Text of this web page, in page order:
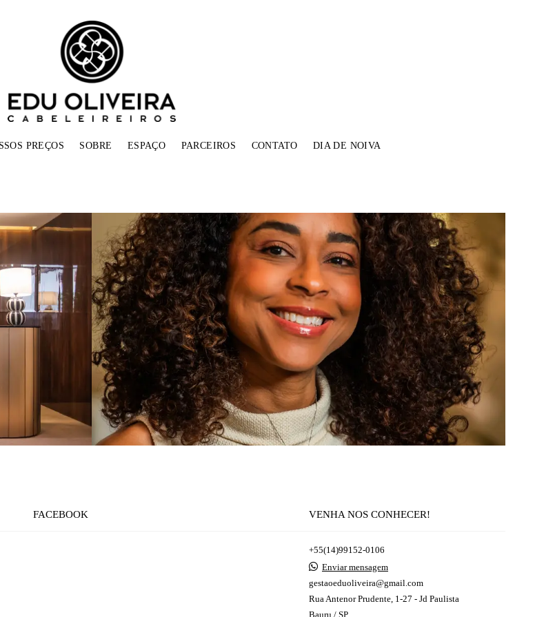
PREÇOS SOBRE ESPAÇO PARCEIROS CONTATO DIA DE NOIVA
FACEBOOK VENHA NOS CONHECER!
+55(14)99152-0106
Enviar mensagem
gestaoeduoliveira@gmail.com
Rua Antenor Prudente, 1-27 - Jd Paulista
Bauru / SP